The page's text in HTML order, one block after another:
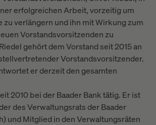
erfolgreichen Arbeit, vorzeitig um
zu verlängern und ihn mit Wirkung zum
Vorstandsvorsitzenden zu
gehört dem Vorstand seit 2015 an
Vorstandsvorsitzender.
er derzeit den gesamten
2010 bei der Baader Bank tätig. Er ist
des Verwaltungsrats der Baader
und Mitglied in den Verwaltungsräten